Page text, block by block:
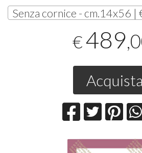
Senza cornice - cm.14x56 |
€489
Acquista